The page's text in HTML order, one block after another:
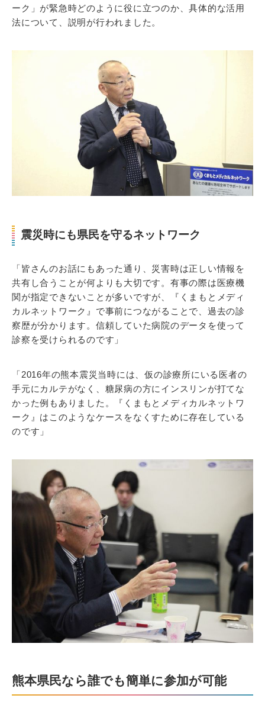
ーク」が緊急時どのように役に立つのか、具体的な活用
法について、説明が行われました。
震災時にも県民を守るネットワーク
「皆さんのお話にもあった通り、災害時は正しい情報を
共有し合うことが何よりも大切です。有事の際は医療機
関が指定できないことが多いですが、『くまもとメディ
カルネットワーク』で事前につながることで、過去の診
察歴が分かります。信頼していた病院のデータを使って
診察を受けられるのです」
「2016年の熊本震災当時には、仮の診療所にいる医者の
手元にカルテがなく、糖尿病の方にインスリンが打てな
かった例もありました。『くまもとメディカルネットワ
ーク』はこのようなケースをなくすために存在している
のです」
熊本県民なら誰でも簡単に参加が可能